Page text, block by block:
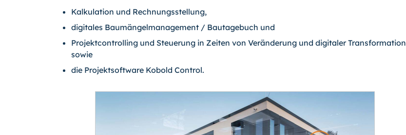
Kalkulation und Rechnungsstellung,
digitales Baumängelmanagement / Bautagebuch und
Projektcontrolling und Steuerung in Zeiten von Veränderung und digitaler Transformation
sowie
die Projektsoftware Kobold Control.